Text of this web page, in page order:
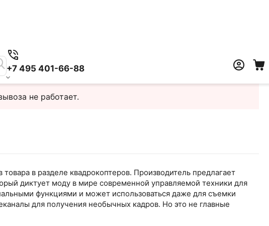
+7 495 401-66-88
не работает.
в разделе квадрокоптеров. Производитель предлагает
диктует моду в мире современной управляемой техники для
функциями и может использоваться даже для съемки
для получения необычных кадров. Но это не главные